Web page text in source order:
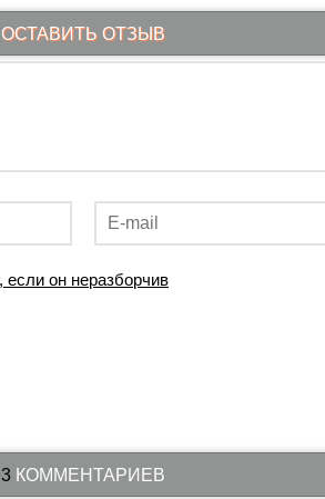
ОСТАВИТЬ ОТЗЫВ
3КОММЕНТАРИЕВ